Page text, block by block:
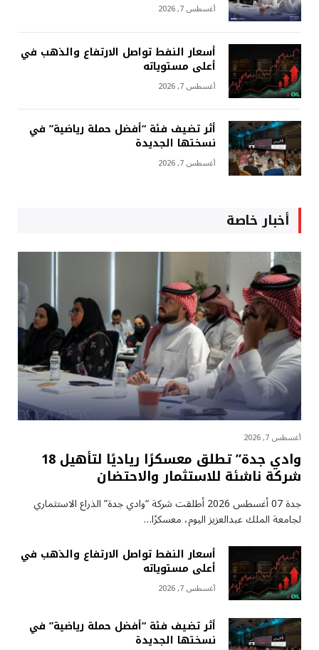
أغسطس 7, 2026
أسعار النفط تواصل الارتفاع والذهب في
أعلى مستوياته
أغسطس 7, 2026
أثر تضيف فئة “أفضل حملة رياضية” في
نسختها الجديدة
أغسطس 7, 2026
أخبار خاصة
أغسطس 7, 2026
وادي جدة” تطلق معسكرًا رياديًا لتأهيل 18
شركة ناشئة للاستثمار والاحتضان
جدة 07 أغسطس 2026 أطلقت شركة “وادي جدة” الذراع الاستثماري
لجامعة الملك عبدالعزيز اليوم، معسكرًا…
أسعار النفط تواصل الارتفاع والذهب في
أعلى مستوياته
أغسطس 7, 2026
أثر تضيف فئة “أفضل حملة رياضية” في
نسختها الجديدة